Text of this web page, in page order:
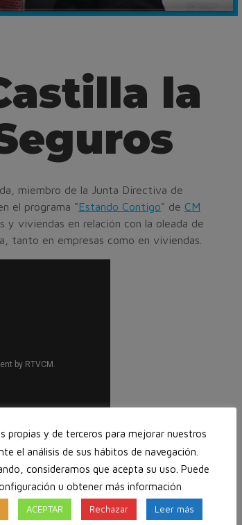
la
miembro de la Junta Directiva de
el programa "Estando Contigo" de CM
y viviendas en relación con la oleada de
tanto en empresas como en viviendas.
propias y de terceros para mejorar nuestros
el análisis de sus hábitos de navegación.
consideramos que acepta su uso. Puede
u obtener más información
ACEPTAR Rechazar Leer más